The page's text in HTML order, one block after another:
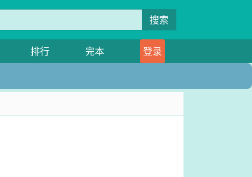
搜索
排行 完本 登录